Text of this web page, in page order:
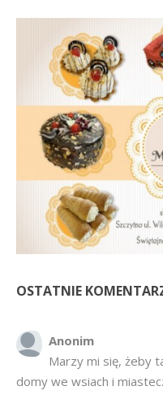
OSTATNIE
Anonim
Marzy mi się, żeby
domy we wsiach i